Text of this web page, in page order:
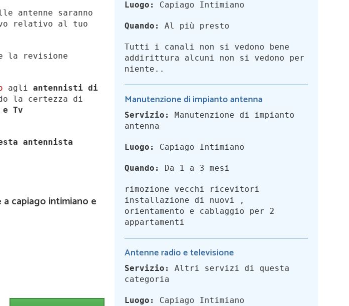
antenne saranno
relativo al tuo
la revisione
agli antennisti di
la certezza di
Tv
antennista
capiago intimiano e
Luogo: Capiago Intimiano
Quando: Al più presto
Tutti i canali non si vedono bene
addirittura alcuni non si vedono per
niente..
Manutenzione di impianto antenna
Servizio:
Manutenzione di impianto
antenna
Luogo: Capiago Intimiano
Quando: Da 1 a 3 mesi
rimozione vecchi ricevitori
installazione di nuovi ,
orientamento e cablaggio per 2
appartamenti
Antenne radio e televisione
Servizio:
Altri servizi di questa
categoria
Luogo: Capiago Intimiano